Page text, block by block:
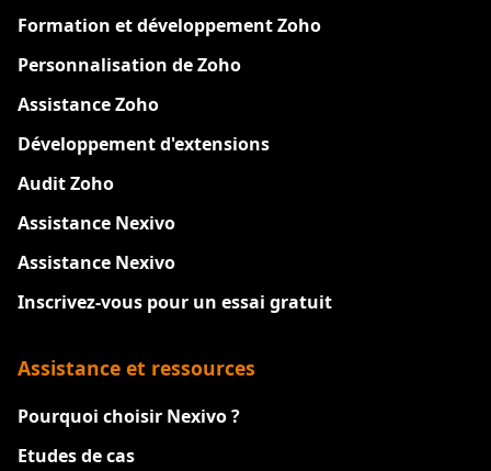
Formation et développement Zoho
Personnalisation de Zoho
Assistance Zoho
Développement d'extensions
Audit Zoho
Assistance Nexivo
Assistance Nexivo
Inscrivez-vous pour un essai gratuit
Assistance et ressources
Pourquoi choisir Nexivo ?
Etudes de cas